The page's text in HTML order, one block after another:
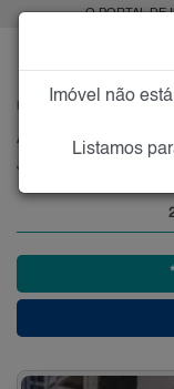
O PORTAL DE
Alugar Imóveis no
Jaguaribe - Osasco,
Imóvel não
Listamos